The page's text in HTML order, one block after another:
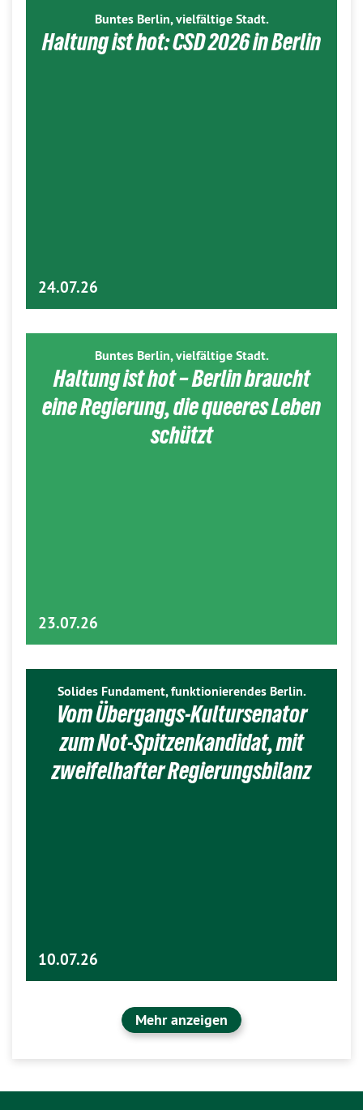
Buntes Berlin, vielfältige Stadt.
Haltung ist hot: CSD 2026 in Berlin
24.07.26
Buntes Berlin, vielfältige Stadt.
Haltung ist hot – Berlin braucht
eine Regierung, die queeres Leben
schützt
23.07.26
Solides Fundament, funktionierendes Berlin.
Vom Übergangs-Kultursenator
zum Not-Spitzenkandidat, mit
zweifelhafter Regierungsbilanz
10.07.26
Mehr anzeigen